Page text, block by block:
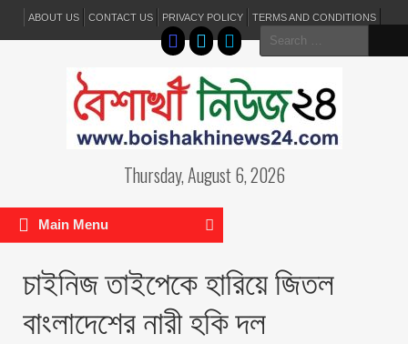
ABOUT US CONTACT US PRIVACY POLICY TERMS AND CONDITIONS
Search
for:
Thursday, August 6, 2026
Main Menu
চাইনিজ তাইপেকে হারিয়ে জিতল
বাংলাদেশের নারী হকি দল